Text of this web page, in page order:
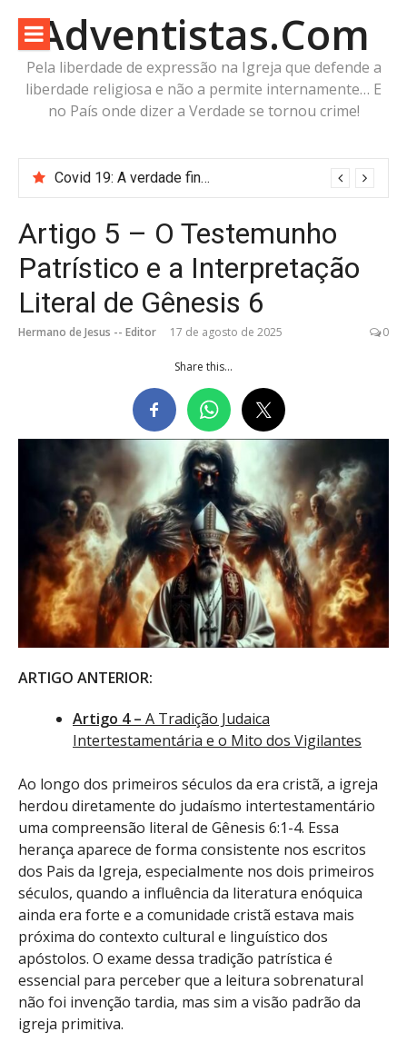
para
conteúdo
Adventistas.Com
Pela liberdade de expressão na Igreja que defende a
liberdade religiosa e não a permite internamente… E
no País onde dizer a Verdade se tornou crime!
Covid 19: A verdade finalmente revelada mostrou que Michelson Borges e a Associação Geral estavam errados
Artigo 5 – O Testemunho
Patrístico e a Interpretação
Literal de Gênesis 6
Hermano de Jesus -- Editor 17 de agosto de 2025 0
Share this...
ARTIGO ANTERIOR:
Artigo 4 – A Tradição Judaica
Intertestamentária e o Mito dos Vigilantes
Ao longo dos primeiros séculos da era cristã, a igreja
herdou diretamente do judaísmo intertestamentário
uma compreensão literal de Gênesis 6:1-4. Essa
herança aparece de forma consistente nos escritos
dos Pais da Igreja, especialmente nos dois primeiros
séculos, quando a influência da literatura enóquica
ainda era forte e a comunidade cristã estava mais
próxima do contexto cultural e linguístico dos
apóstolos. O exame dessa tradição patrística é
essencial para perceber que a leitura sobrenatural
não foi invenção tardia, mas sim a visão padrão da
igreja primitiva.